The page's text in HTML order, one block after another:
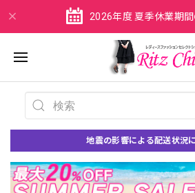
2026年度 夏季休業期
地震の影響による配送状況